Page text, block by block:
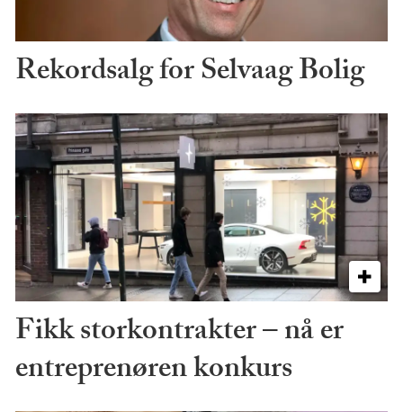
Rekordsalg for Selvaag Bolig
Fikk storkontrakter – nå er
entreprenøren konkurs